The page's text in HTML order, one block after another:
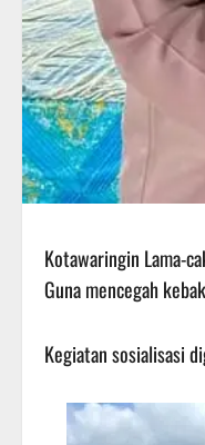
Kotawaringin Lama-
Guna mencegah
Kegiatan sosialisasi